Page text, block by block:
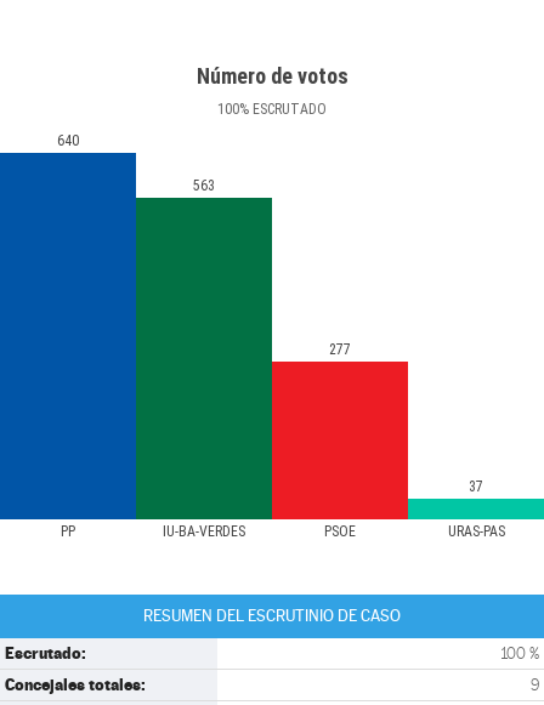
Número de votos
100% ESCRUTADO
PP IU-BA-VERDES PSOE URAS-PAS
640
563
277
37
RESUMEN DEL ESCRUTINIO DE CASO
Escrutado: 100 %
Concejales totales: 9